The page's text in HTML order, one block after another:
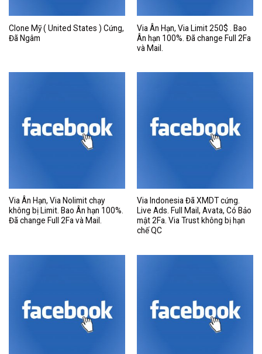
Clone Mỹ ( United States ) Cứng,
Đã Ngâm
Via Ân Hạn, Via Limit 250$ . Bao
Ân hạn 100%. Đã change Full 2Fa
và Mail.
Via Ân Hạn, Via Nolimit chạy
không bị Limit. Bao Ân hạn 100%.
Đã change Full 2Fa và Mail.
Via Indonesia Đã XMDT cứng.
Live Ads. Full Mail, Avata, Có Bảo
mật 2Fa. Via Trust không bị hạn
chế QC